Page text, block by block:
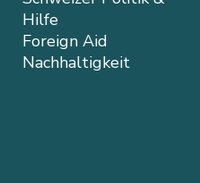
Hilfe
Foreign Aid
Nachhaltigkeit